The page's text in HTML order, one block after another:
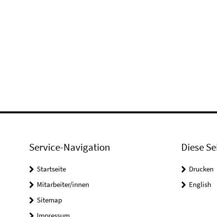
Service-Navigation
Startseite
Mitarbeiter/innen
Sitemap
Diese
Drucken
English